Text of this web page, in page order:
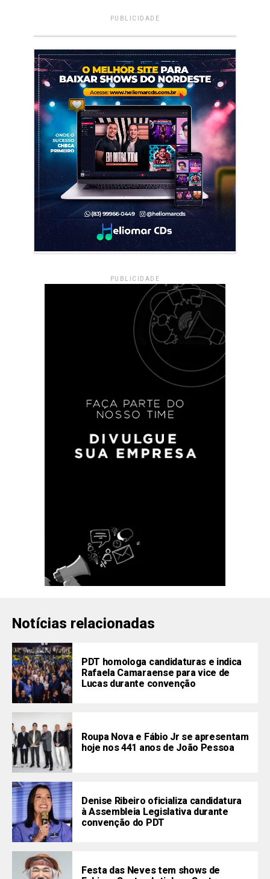
PUBLICIDADE
PUBLICIDADE
Notícias relacionadas
PDT homologa candidaturas e indica
Rafaela Camaraense para vice de
Lucas durante convenção
Roupa Nova e Fábio Jr se apresentam
hoje nos 441 anos de João Pessoa
Denise Ribeiro oficializa candidatura
à Assembleia Legislativa durante
convenção do PDT
Festa das Neves tem shows de